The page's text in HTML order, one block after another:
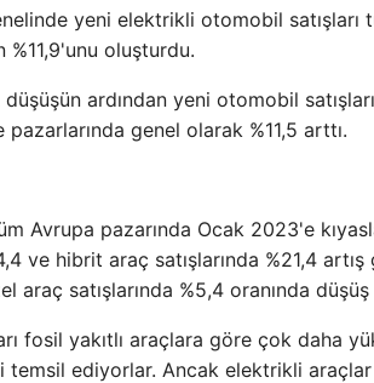
yeni elektrikli otomobil
%11,9'unu oluşturdu.
ardından yeni otomobil
genel olarak %11,5 arttı.
Avrupa pazarında Ocak 2023'e
ve hibrit araç satışlarında %21,4
araç satışlarında %5,4 oranında düşüş
fosil yakıtlı araçlara göre çok daha
temsil ediyorlar. Ancak elektrikli